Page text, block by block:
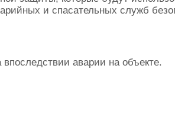
и спасательных служб
аварии на объекте.